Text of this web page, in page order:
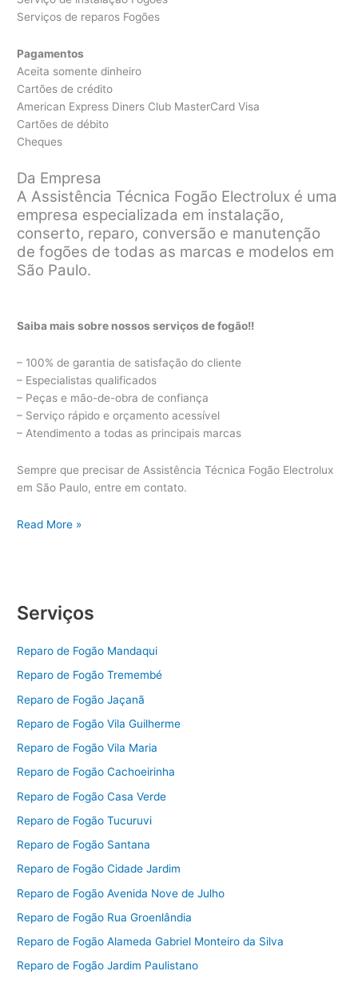
Serviços de reparos Fogões
Pagamentos
Aceita somente dinheiro
Cartões de crédito
American Express Diners Club MasterCard Visa
Cartões de débito
Cheques
Da Empresa
A Assistência Técnica Fogão Electrolux é uma
empresa especializada em instalação,
conserto, reparo, conversão e manutenção
de fogões de todas as marcas e modelos em
São Paulo.
Saiba mais sobre nossos serviços de fogão!!
– 100% de garantia de satisfação do cliente
– Especialistas qualificados
– Peças e mão-de-obra de confiança
– Serviço rápido e orçamento acessível
– Atendimento a todas as principais marcas
Sempre que precisar de Assistência Técnica Fogão Electrolux
em São Paulo, entre em contato.
Assistência
Read More »
Serviços
Reparo de Fogão Mandaqui
Reparo de Fogão Tremembé
Reparo de Fogão Jaçanã
Reparo de Fogão Vila Guilherme
Reparo de Fogão Vila Maria
Reparo de Fogão Cachoeirinha
Reparo de Fogão Casa Verde
Reparo de Fogão Tucuruvi
Reparo de Fogão Santana
Reparo de Fogão Cidade Jardim
Reparo de Fogão Avenida Nove de Julho
Reparo de Fogão Rua Groenlândia
Reparo de Fogão Alameda Gabriel Monteiro da Silva
Reparo de Fogão Jardim Paulistano